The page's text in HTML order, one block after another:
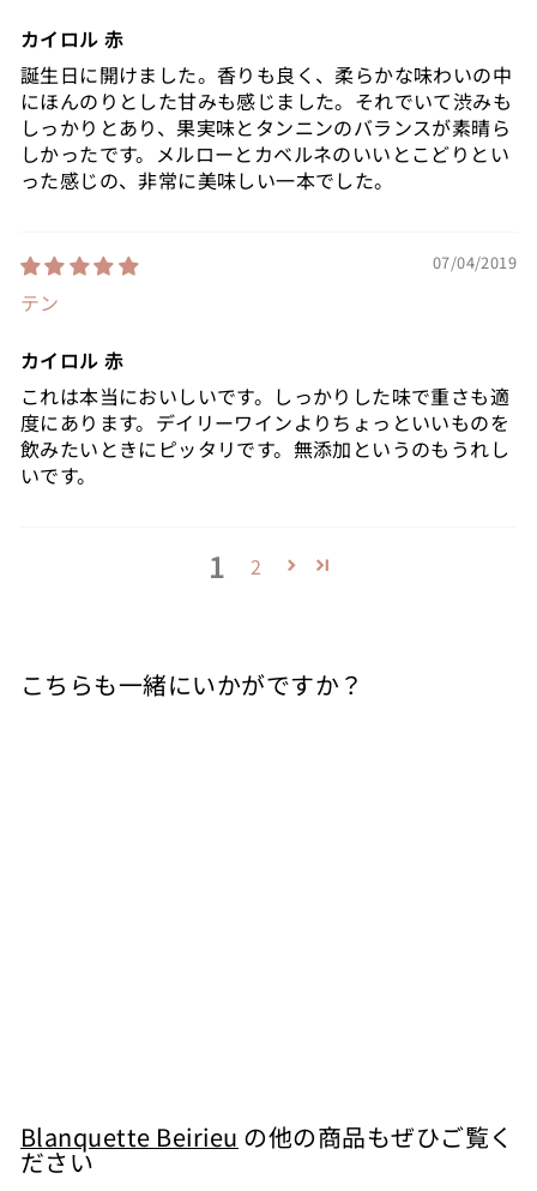
カイロル 赤
誕生日に開けました。香りも良く、柔らかな味わいの中
にほんのりとした甘みも感じました。それでいて渋みも
しっかりとあり、果実味とタンニンのバランスが素晴ら
しかったです。メルローとカベルネのいいとこどりとい
った感じの、非常に美味しい一本でした。
07/04/2019
テン
カイロル 赤
これは本当においしいです。しっかりした味で重さも適
度にあります。デイリーワインよりちょっといいものを
飲みたいときにピッタリです。無添加というのもうれし
いです。
1 2
こちらも一緒にいかがですか？
7
Blanquette Beirieu の他の商品もぜひご覧く
ださい